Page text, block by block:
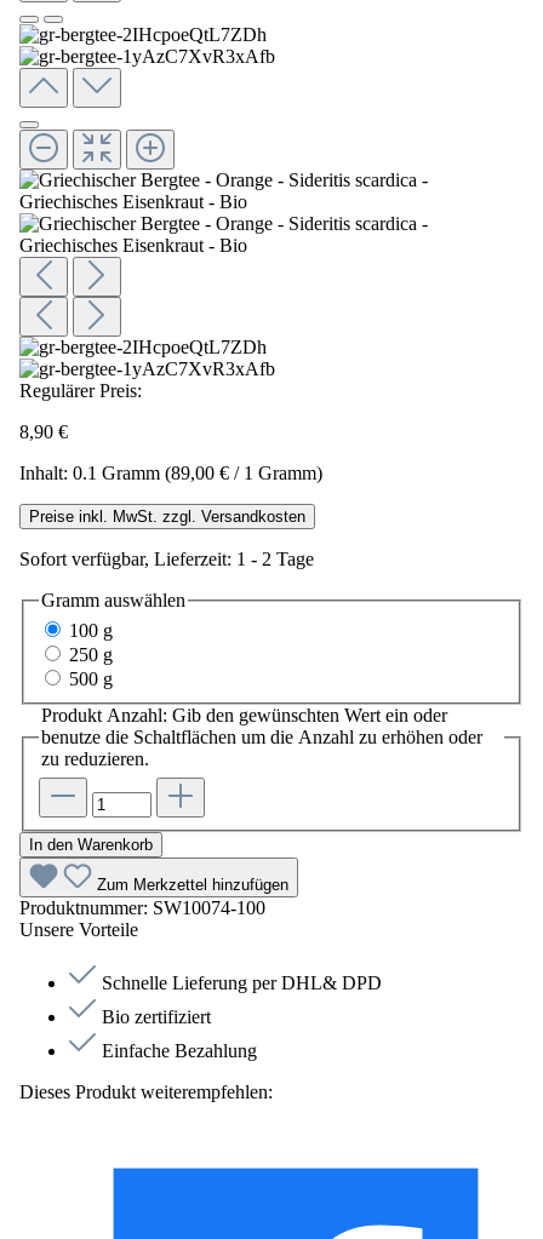
Regulärer Preis:
8,90 €
Inhalt: 0.1 Gramm (89,00 € / 1 Gramm)
Preise inkl. MwSt. zzgl. Versandkosten
Sofort verfügbar, Lieferzeit: 1 - 2 Tage
Gramm auswählen
100 g
250 g
500 g
Produkt Anzahl: Gib den gewünschten Wert ein oder
benutze die Schaltflächen um die Anzahl zu erhöhen oder
zu reduzieren.
In den Warenkorb
Zum Merkzettel hinzufügen
Produktnummer: SW10074-100
Unsere Vorteile
Schnelle Lieferung per DHL& DPD
Bio zertifiziert
Einfache Bezahlung
Dieses Produkt weiterempfehlen: